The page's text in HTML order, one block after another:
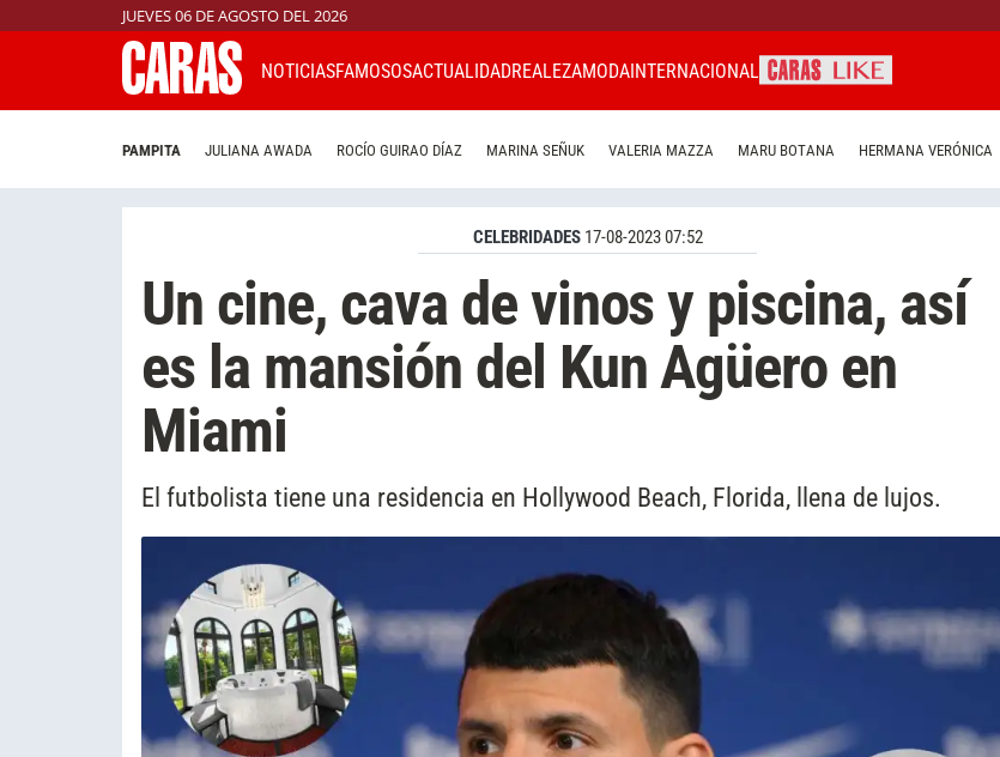
JUEVES 06 DE AGOSTO DEL 2026
NOTICIASFAMOSOSACTUALIDADREALEZAMODAINTERNACIONAL
PAMPITA JULIANA AWADA ROCÍO GUIRAO DÍAZ MARINA SEÑUK VALERIA MAZZA MARU BOTANA HERMANA VERÓNICA
CELEBRIDADES 17-08-2023 07:52
Un cine, cava de vinos y piscina, así
es la mansión del Kun Agüero en
Miami
El futbolista tiene una residencia en Hollywood Beach, Florida, llena de lujos.